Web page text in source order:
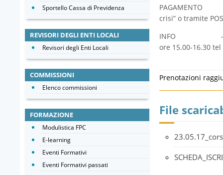
PAGAMENTO -
crisi” o tramite
INFO - Medì
ore 15.00-16.30 tel
Prenotazioni
File
Sportello Cassa di Previdenza
REVISORI DEGLI ENTI LOCALI
Revisori degli Enti Locali
COMMISSIONI
Elenco commissioni
FORMAZIONE
Modulistica FPC
E-learning
Eventi Formativi
Eventi Formativi passati